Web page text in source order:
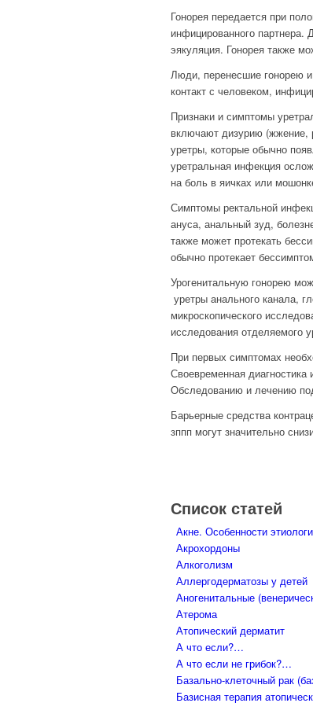
Гонорея передается при
инфицированного партнера.
эякуляция. Гонорея также
Люди, перенесшие гонорею и
контакт с человеком,
Признаки и симптомы
включают дизурию (жжение,
уретры, которые обычно
уретральная инфекция
на боль в яичках или
Симптомы ректальной
ануса, анальный зуд,
также может протекать
обычно протекает
Урогенитальную гонорею
уретры анального канала,
микроскопического
исследования отделяемого
При первых симптомах
Своевременная
Обследованию и лечению
Барьерные средства
зппп могут значительно
Список статей
Акне. Особенности
Акрохордоны
Алкоголизм
Аллергодерматозы у детей
Аногенитальные
Атерома
Атопический дерматит
А что если?…
А что если не грибок?…
Базально-клеточный рак
Базисная терапия